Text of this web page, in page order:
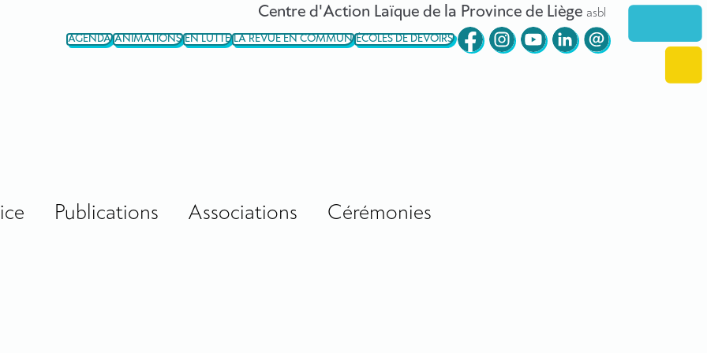
Centre d'Action Laïque de la Province de Liège asbl
AGENDA ANIMATIONS EN LUTTE LA REVUE EN COMMUN ÉCOLES DE DEVOIRS
Publications Associations Cérémonies